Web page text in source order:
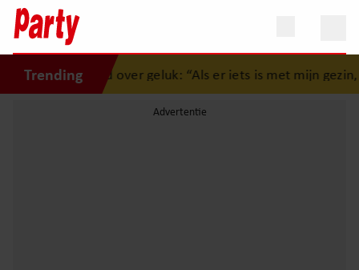
Trending
over geluk: “Als er iets is met mijn gezin, gooi ik alles